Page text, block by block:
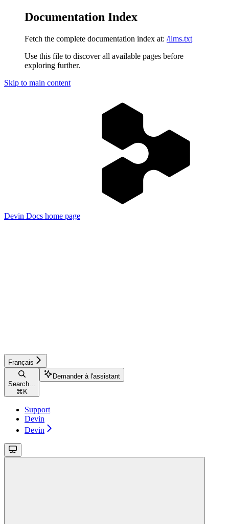
Documentation Index
Fetch the complete documentation index at: /llms.txt
Use this file to discover all available pages before
exploring further.
Skip to main content
Devin Docs home page
Français
Search...
⌘ K
Demander à l'assistant
Support
Devin
Devin